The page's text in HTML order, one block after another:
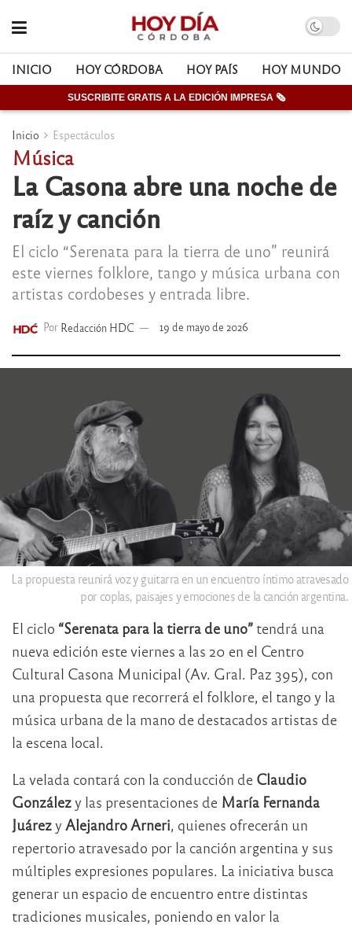
INICIO HOY CÓRDOBA HOY PAÍS HOY MUNDO
SUSCRIBITE GRATIS A LA EDICIÓN IMPRESA 🗞
Inicio Espectáculos
Música
La Casona abre una noche de
raíz y canción
El ciclo “Serenata para la tierra de uno” reunirá
este viernes folklore, tango y música urbana con
artistas cordobeses y entrada libre.
Por Redacción HDC 19 de mayo de 2026
La propuesta reunirá voz y guitarra en un encuentro íntimo atravesado
por coplas, paisajes y emociones de la canción argentina.
El ciclo “Serenata para la tierra de uno” tendrá una
nueva edición este viernes a las 20 en el Centro
Cultural Casona Municipal (Av. Gral. Paz 395), con
una propuesta que recorrerá el folklore, el tango y la
música urbana de la mano de destacados artistas de
la escena local.
La velada contará con la conducción de Claudio
Gonzálezy las presentaciones de María Fernanda
Juárezy Alejandro Arneri, quienes ofrecerán un
repertorio atravesado por la canción argentina y sus
múltiples expresiones populares. La iniciativa busca
generar un espacio de encuentro entre distintas
tradiciones musicales, poniendo en valor la